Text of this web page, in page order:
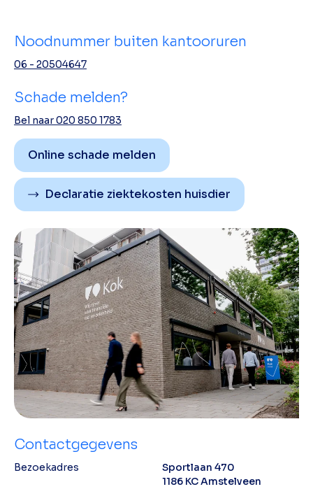
Noodnummer buiten kantooruren
06 - 20504647
Schade melden?
Bel naar 020 850 1783
Online schade melden
Declaratie ziektekosten huisdier
Contactgegevens
Bezoekadres
Sportlaan 470
1186 KC Amstelveen